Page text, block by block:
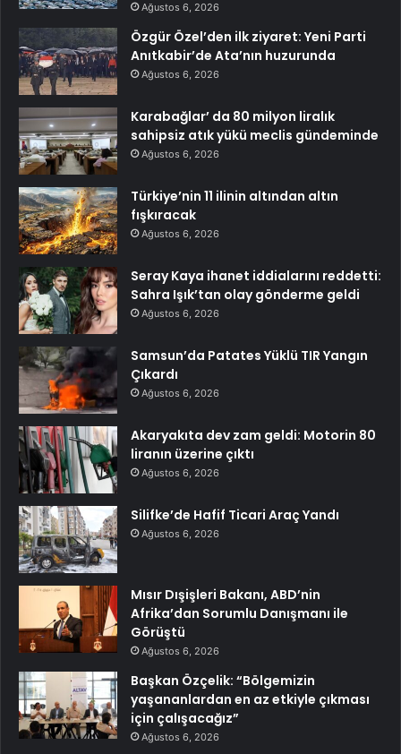
Ağustos 6, 2026
Özgür Özel’den ilk ziyaret: Yeni Parti
Anıtkabir’de Ata’nın huzurunda
Ağustos 6, 2026
Karabağlar’ da 80 milyon liralık
sahipsiz atık yükü meclis gündeminde
Ağustos 6, 2026
Türkiye’nin 11 ilinin altından altın
fışkıracak
Ağustos 6, 2026
Seray Kaya ihanet iddialarını reddetti:
Sahra Işık’tan olay gönderme geldi
Ağustos 6, 2026
Samsun’da Patates Yüklü TIR Yangın
Çıkardı
Ağustos 6, 2026
Akaryakıta dev zam geldi: Motorin 80
liranın üzerine çıktı
Ağustos 6, 2026
Silifke’de Hafif Ticari Araç Yandı
Ağustos 6, 2026
Mısır Dışişleri Bakanı, ABD’nin
Afrika’dan Sorumlu Danışmanı ile
Görüştü
Ağustos 6, 2026
Başkan Özçelik: “Bölgemizin
yaşananlardan en az etkiyle çıkması
için çalışacağız”
Ağustos 6, 2026